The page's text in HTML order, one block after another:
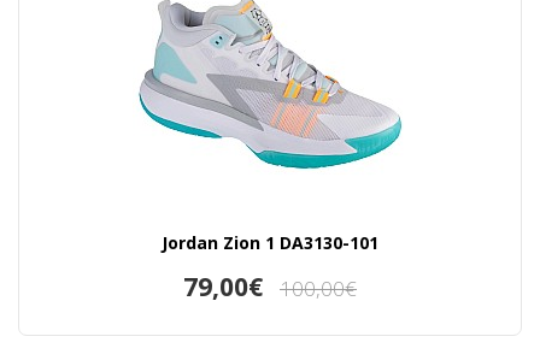
Jordan Zion 1 DA3130-101
79,00€ 100,00€